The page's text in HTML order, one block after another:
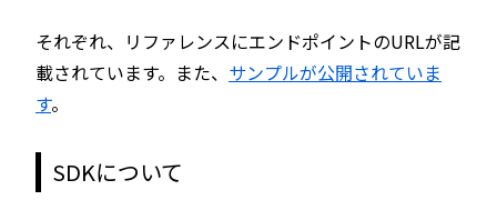
それぞれ、リファレンスにエンドポイントのURLが記
載されています。また、 サンプルが公開されていま
す。
SDKについて